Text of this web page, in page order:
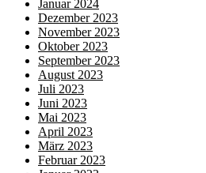
Januar 2024
Dezember 2023
November 2023
Oktober 2023
September 2023
August 2023
Juli 2023
Juni 2023
Mai 2023
April 2023
März 2023
Februar 2023